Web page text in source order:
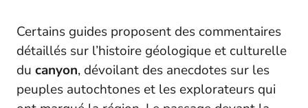
Certains guides proposent des commentaires
détaillés sur l’histoire géologique et culturelle
du canyon, dévoilant des anecdotes sur les
peuples autochtones et les explorateurs qui